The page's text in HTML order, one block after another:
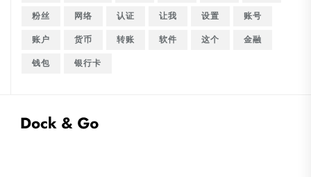
粉丝
网络 认证 让我 设置
账号
账户
货币 转账 软件 这个
金融
钱包
银行卡